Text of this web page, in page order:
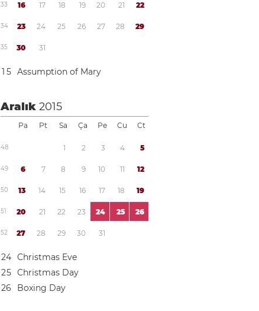
33 16 17 18 19 20 21 22
34 23 24 25 26 27 28 29
35 30 31
1 5 Assumption of Mary
Aralık2015
Pa Pt Sa Ça Pe Cu Ct
48 1 2 3 4 5
49 6 7 8 9 10 11 12
50 13 14 15 16 17 18 19
51 20 21 22 23 24 25 26
52 27 28 29 30 31
24 Christmas Eve
25 Christmas Day
26 Boxing Day